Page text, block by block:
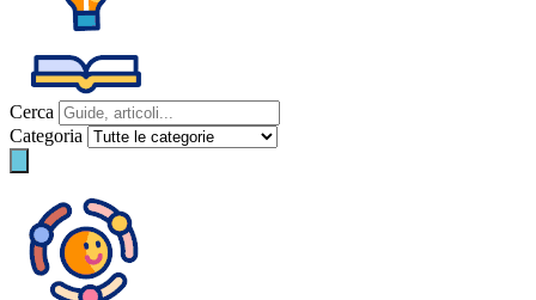
Cerca
Categoria